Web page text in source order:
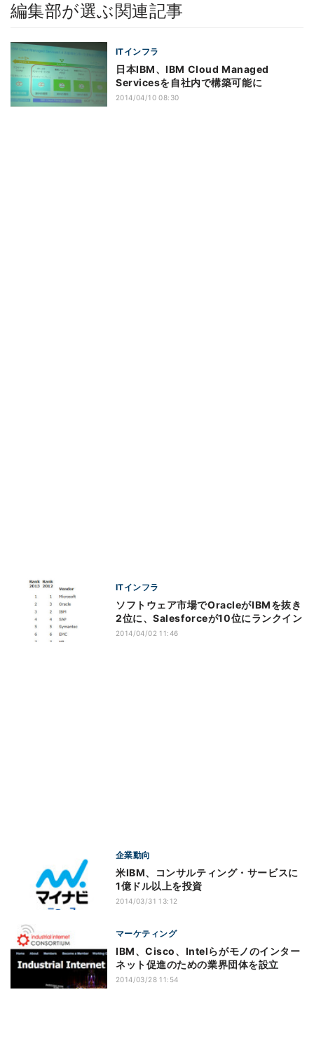
編集部が選ぶ関連記事
ITインフラ
日本IBM、IBM Cloud Managed
Servicesを自社内で構築可能に
2014/04/10 08:30
ITインフラ
ソフトウェア市場でOracleがIBMを抜き
2位に、Salesforceが10位にランクイン
2014/04/02 11:46
企業動向
米IBM、コンサルティング・サービスに
1億ドル以上を投資
2014/03/31 13:12
マーケティング
IBM、Cisco、Intelらがモノのインター
ネット促進のための業界団体を設立
2014/03/28 11:54